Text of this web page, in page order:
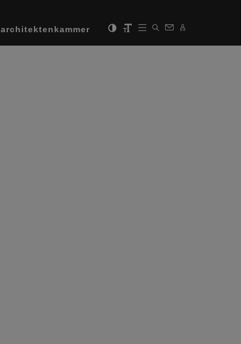
architektenkammer